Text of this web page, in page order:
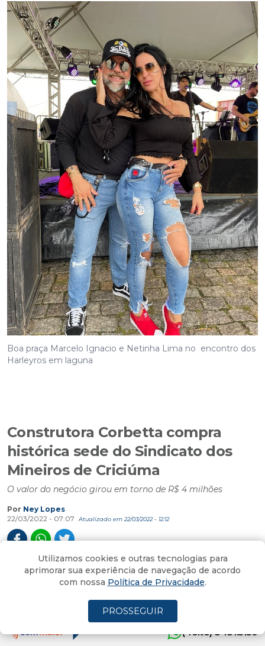
Boa praça Marcelo Ignacio e Netinha Lima no encontro dos
Harleyros em laguna
Mineiros de Criciúma
O valor do negócio girou em torno de R$ 4 milhões
Por Ney Lopes
Mais um prédio histórico, palco de lutas
memoráveis que ultrapassaram fronteiras e que
chegaram a ficar na história de Criciúma, como o
famoso confronto entre mineiros e policiais que foi
notícia em rede nacional, acaba de ser vendido para
a Construtora Corbetta. O valor do negócio girou em
torno de R$ 4 milhões. O local será demolido e dará
(4oito) 3431.5150
Utilizamos cookies e outras tecnologias para
aprimorar sua experiência de navegação de acordo
com nossa Política de Privacidade.
PROSSEGUIR